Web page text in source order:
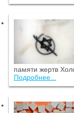
памяти жертв
Подробнее...